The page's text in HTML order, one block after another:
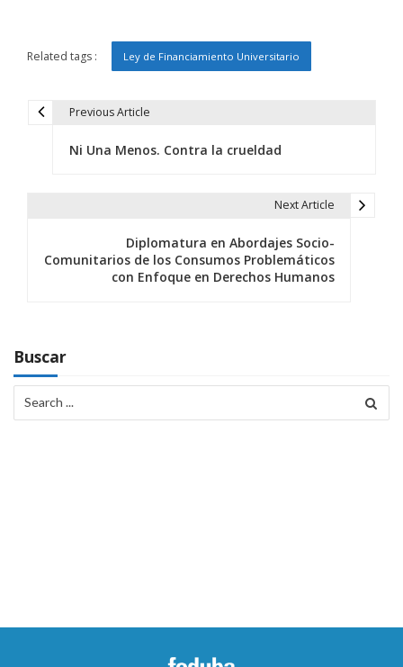
Related tags : Ley de Financiamiento Universitario
i
ó
n
Previous Article
Ni Una Menos. Contra la crueldad
Next Article
Diplomatura en Abordajes Socio-
Comunitarios de los Consumos Problemáticos
con Enfoque en Derechos Humanos
Buscar
for: